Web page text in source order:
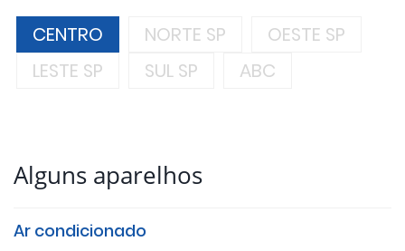
CENTRO NORTE SP
OESTE SP
LESTE SP
SUL SP ABC
Alguns aparelhos
Ar condicionado